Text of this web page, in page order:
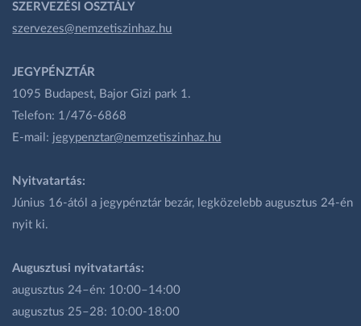
SZERVEZÉSI OSZTÁLY
szervezes@nemzetiszinhaz.hu
JEGYPÉNZTÁR
1095 Budapest, Bajor Gizi park 1.
Telefon: 1/476-6868
E-mail: jegypenztar@nemzetiszinhaz.hu
Nyitvatartás:
Június 16-ától a jegypénztár bezár, legközelebb augusztus 24-én
nyit ki.
Augusztusi nyitvatartás:
augusztus 24–én: 10:00–14:00
augusztus 25–28: 10:00-18:00